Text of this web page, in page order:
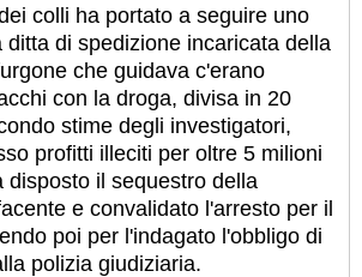
colli ha portato a seguire uno
ditta di spedizione incaricata della
che guidava c'erano
con la droga, divisa in 20
stime degli investigatori,
profitti illeciti per oltre 5 milioni
disposto il sequestro della
e convalidato l'arresto per il
poi per l'indagato l'obbligo di
polizia giudiziaria.